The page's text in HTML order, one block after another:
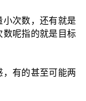
小次数，还有就是
呢指的就是目标
，有的甚至可能两